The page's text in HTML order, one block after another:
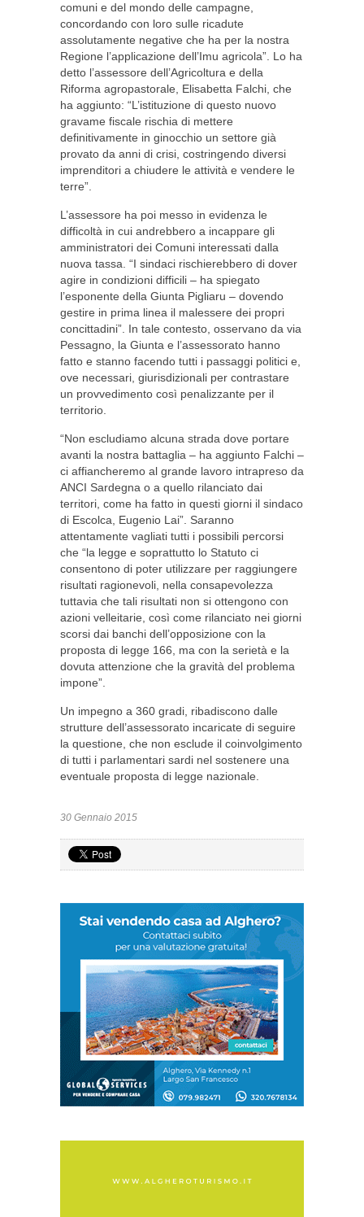
comuni e del mondo delle campagne,
concordando con loro sulle ricadute
assolutamente negative che ha per la nostra
Regione l’applicazione dell’Imu agricola”. Lo ha
detto l’assessore dell’Agricoltura e della
Riforma agropastorale, Elisabetta Falchi, che
ha aggiunto: “L’istituzione di questo nuovo
gravame fiscale rischia di mettere
definitivamente in ginocchio un settore già
provato da anni di crisi, costringendo diversi
imprenditori a chiudere le attività e vendere le
terre”.
L’assessore ha poi messo in evidenza le
difficoltà in cui andrebbero a incappare gli
amministratori dei Comuni interessati dalla
nuova tassa. “I sindaci rischierebbero di dover
agire in condizioni difficili – ha spiegato
l’esponente della Giunta Pigliaru – dovendo
gestire in prima linea il malessere dei propri
concittadini”. In tale contesto, osservano da via
Pessagno, la Giunta e l’assessorato hanno
fatto e stanno facendo tutti i passaggi politici e,
ove necessari, giurisdizionali per contrastare
un provvedimento così penalizzante per il
territorio.
“Non escludiamo alcuna strada dove portare
avanti la nostra battaglia – ha aggiunto Falchi –
ci affiancheremo al grande lavoro intrapreso da
ANCI Sardegna o a quello rilanciato dai
territori, come ha fatto in questi giorni il sindaco
di Escolca, Eugenio Lai”. Saranno
attentamente vagliati tutti i possibili percorsi
che “la legge e soprattutto lo Statuto ci
consentono di poter utilizzare per raggiungere
risultati ragionevoli, nella consapevolezza
tuttavia che tali risultati non si ottengono con
azioni velleitarie, così come rilanciato nei giorni
scorsi dai banchi dell’opposizione con la
proposta di legge 166, ma con la serietà e la
dovuta attenzione che la gravità del problema
impone”.
Un impegno a 360 gradi, ribadiscono dalle
strutture dell’assessorato incaricate di seguire
la questione, che non esclude il coinvolgimento
di tutti i parlamentari sardi nel sostenere una
eventuale proposta di legge nazionale.
30 Gennaio 2015